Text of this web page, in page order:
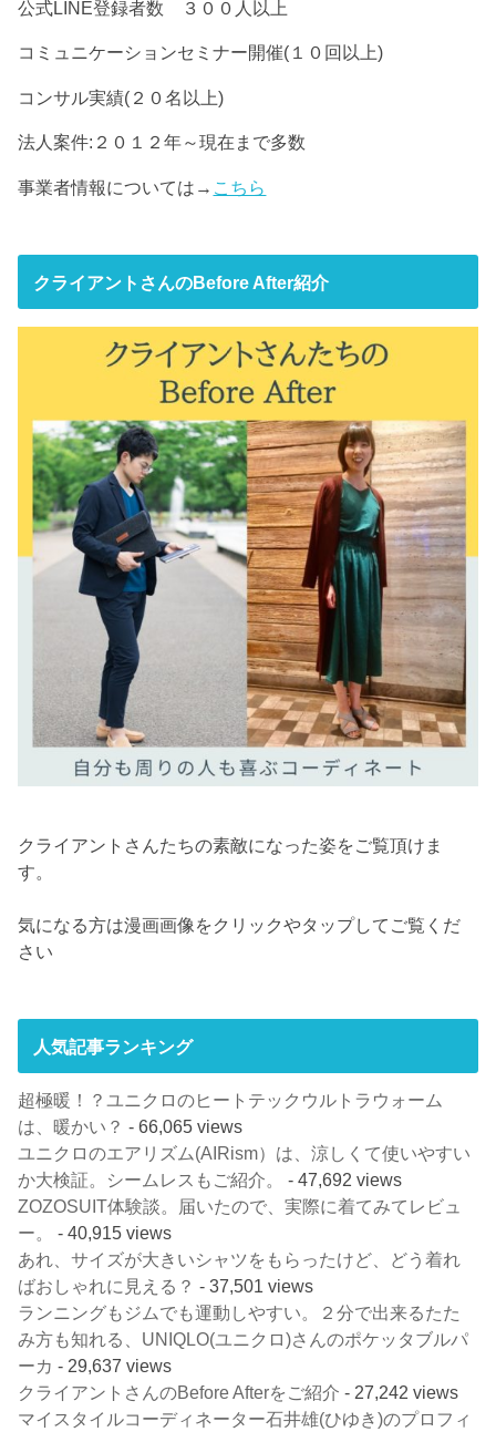
公式LINE登録者数 ３００人以上
コミュニケーションセミナー開催(１０回以上)
コンサル実績(２０名以上)
法人案件:２０１２年～現在まで多数
事業者情報については→ こちら
クライアントさんのBefore After紹介
クライアントさんたちの素敵になった姿をご覧頂けま
す。
気になる方は漫画画像をクリックやタップしてご覧くだ
さい
人気記事ランキング
超極暖！？ユニクロのヒートテックウルトラウォーム
は、暖かい？ - 66,065 views
ユニクロのエアリズム(AIRism）は、涼しくて使いやすい
か大検証。シームレスもご紹介。
- 47,692 views
ZOZOSUIT体験談。届いたので、実際に着てみてレビュ
ー。
- 40,915 views
あれ、サイズが大きいシャツをもらったけど、どう着れ
ばおしゃれに見える？ - 37,501 views
ランニングもジムでも運動しやすい。２分で出来るたた
み方も知れる、UNIQLO(ユニクロ)さんのポケッタブルパ
ーカ - 29,637 views
クライアントさんのBefore Afterをご紹介 - 27,242 views
マイスタイルコーディネーター石井雄(ひゆき)のプロフィ